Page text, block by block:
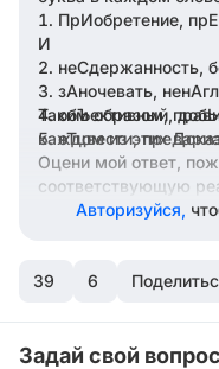
ПрИобретение,
И
неСдержанность,
зАночевать,
обЪективный,
оТцвести,
Таким образом,
каждом из этих
Оцени мой ответ,
соответствующую
Авторизуйся,
39 6
Задай свой вопрос